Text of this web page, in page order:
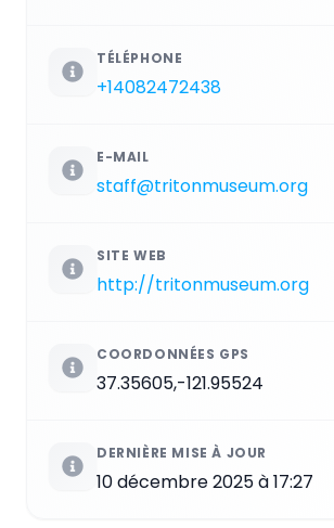
TÉLÉPHONE
+14082472438
E-MAIL
staff@tritonmuseum.org
SITE WEB
http://tritonmuseum.org
COORDONNÉES GPS
37.35605,-121.95524
DERNIÈRE MISE À JOUR
10 décembre 2025 à 17:27